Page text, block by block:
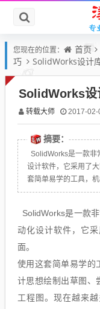
您现在的位置： 首页
巧
SolidWorks设计
SolidWorks设
转载大师 2017-02-
摘要：
SolidWorks是一款非
设计软件，它采用了
套简单易学的工具，
SolidWorks是一款
动化设计软件，它
面。
使用这套简单易学的
计思想绘制出草图、
工程图。现在越来